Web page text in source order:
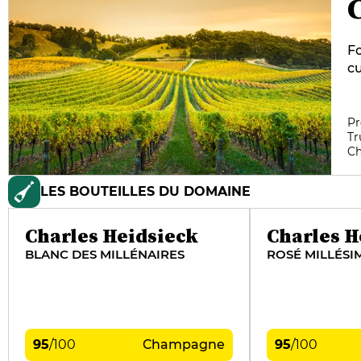
LES BOUTEILLES DU DOMAINE
Charles Heidsieck
BLANC DES MILLÉNAIRES
95/100 Champagne
Charles
ROSÉ
95/100